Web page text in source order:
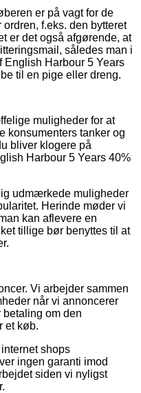
er på vagt for de
f.eks. den bytteret
er det også afgørende, at
således man i
English Harbour 5 Years
til en pige eller dreng.
muligheder for at
konsumenters tanker og
bliver klogere på
Harbour 5 Years 40%
udmærkede muligheder
Herinde møder vi
kan aflevere en
tillige bør benyttes til at
Vi arbejder sammen
når vi annoncerer
betaling om den
et køb.
shops
ingen garanti imod
siden vi nyligst